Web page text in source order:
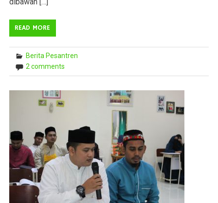
READ MORE
Berita Pesantren
2 comments